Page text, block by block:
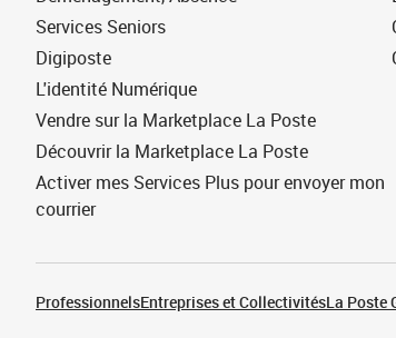
Services Seniors
Digiposte
L'identité Numérique
Vendre sur la Marketplace La Poste
Découvrir la Marketplace La Poste
Activer mes Services Plus pour envoyer mon
courrier
ProfessionnelsEntreprises et CollectivitésLa Poste